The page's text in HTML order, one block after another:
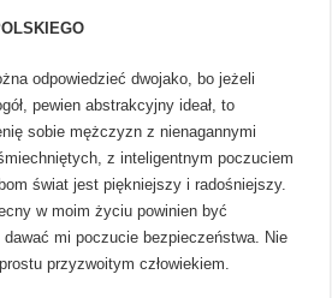
odpowiedzieć dwojako, bo jeżeli
pewien abstrakcyjny ideał, to
sobie mężczyzn z nienagannymi
z inteligentnym poczuciem
świat jest piękniejszy i radośniejszy.
w moim życiu powinien być
mi poczucie bezpieczeństwa. Nie
przyzwoitym człowiekiem.